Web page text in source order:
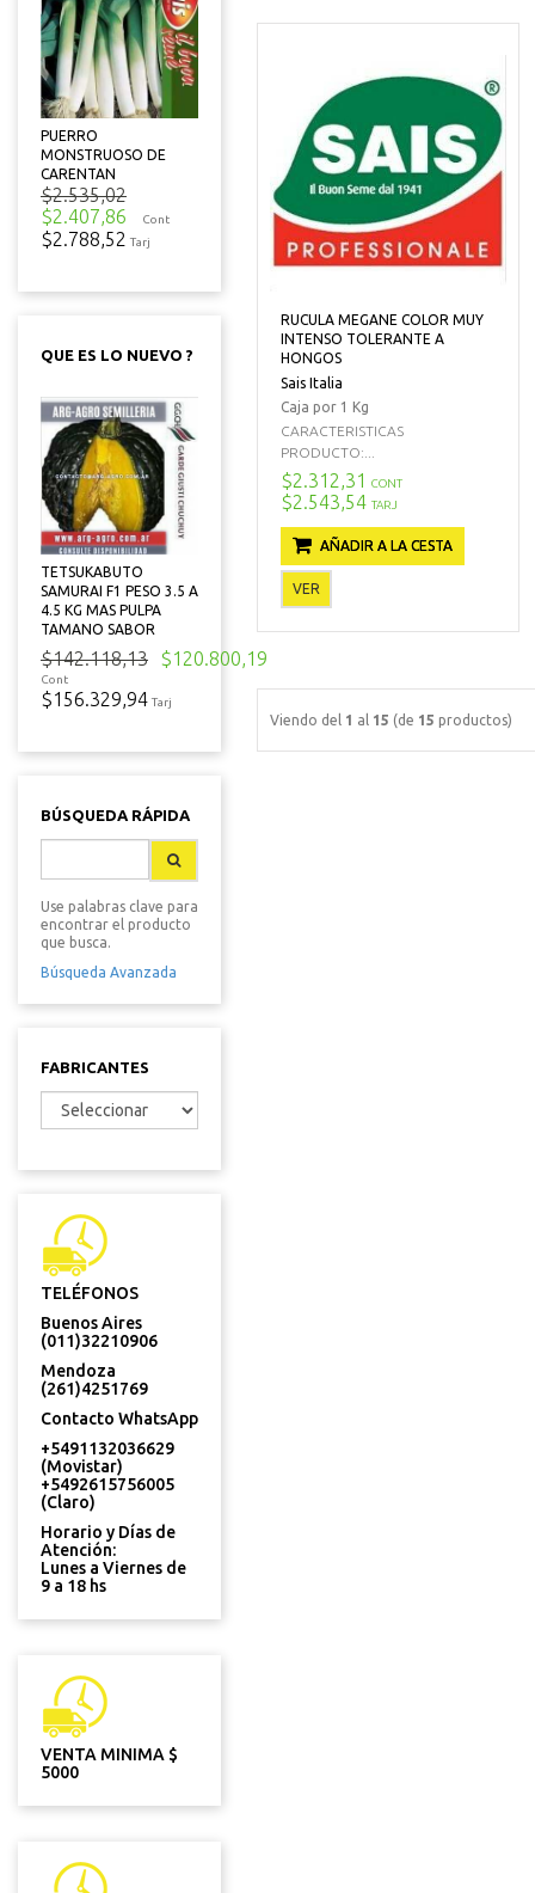
PUERRO
MONSTRUOSO DE
CARENTAN
$2.535,02
$2.407,86
Cont
$2.788,52 Tarj
QUE ES LO NUEVO ?
TETSUKABUTO
SAMURAI F1 PESO 3.5 A
4.5 KG MAS PULPA
TAMANO SABOR
$142.118,13 $120.800,19
Cont
$156.329,94 Tarj
BÚSQUEDA RÁPIDA
Use palabras clave para
encontrar el producto
que busca.
Búsqueda Avanzada
FABRICANTES
TELÉFONOS
Buenos Aires
(011)32210906
Mendoza
(261)4251769
Contacto WhatsApp
+5491132036629
(Movistar)
+5492615756005
(Claro)
Horario y Días de
Atención:
Lunes a Viernes de
9 a 18 hs
VENTA MINIMA $
5000
RUCULA MEGANE COLOR MUY
INTENSO TOLERANTE A
HONGOS
Sais Italia
Caja por 1 Kg
CARACTERISTICAS
PRODUCTO:...
$2.312,31 CONT
$2.543,54 TARJ
AÑADIR A LA CESTA
VER
Viendo del 1 al 15 (de 15 productos)